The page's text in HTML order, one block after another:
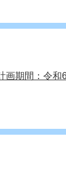
画期間：令和